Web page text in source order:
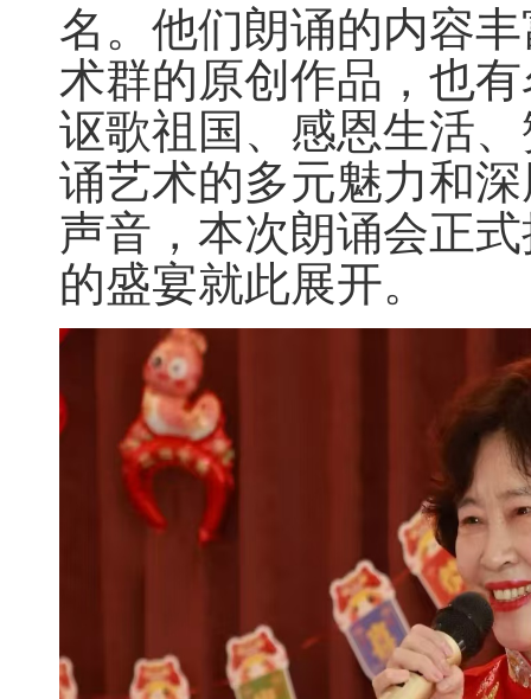
名。他们朗诵的内容
术群的原创作品，也
讴歌祖国、感恩生活
诵艺术的多元魅力和
声音，本次朗诵会正
的盛宴就此展开。